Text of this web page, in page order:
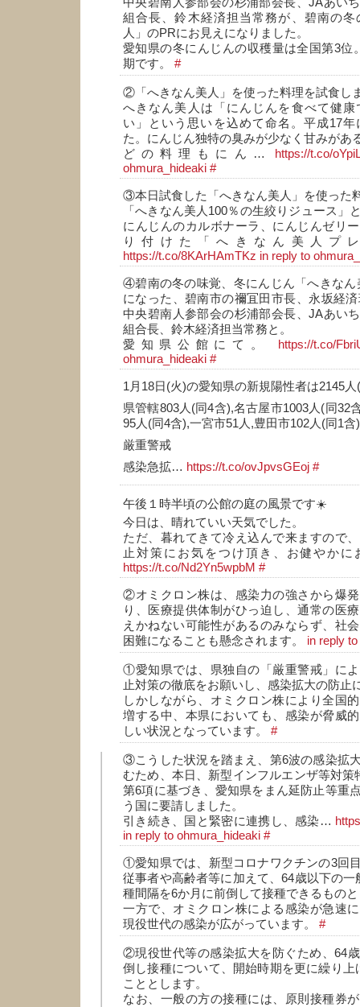
組合長、鈴木経済担当常務が、碧南の
人」のPRにお見えになりました。
愛知県の冬にんじんの収穫量は全国第3位
期です。 #
②「へきなん美人」を使った料理を試食し
へきなん美人は「にんじんを食べて健
い」という思いを込めて命名。平成17
た。にんじん独特の臭みが少なく甘みがあ
どの料理もにん…
https://t.co/
ohmura_hideaki #
③本日試食した「へきなん美人」を使った
「へきなん美人100％の生絞りジュース」
にんじんのカルボナーラ、にんじんゼリ
り付けた「へきなん美人プ
https://t.co/8KArHAmTKz in reply to
④碧南の冬の味覚、冬にんじん「へきなん
になった、碧南市の禰冝田市長、永坂経
中央碧南人参部会の杉浦部会長、JAあい
組合長、鈴木経済担当常務と。
愛知県公館にて。
https://t.co/
ohmura_hideaki #
1月18日(火)の愛知県の新規陽性者は2145
県管轄803人(同4含),名古屋市1003人(同32
95人(同4含),一宮市51人,豊田市102人(同1含
厳重警戒
感染急拡… https://t.co/ovJpvsGEoj #
午後１時半頃の公館の庭の風景です☀️
今日は、晴れていい天気でした。
ただ、暮れてきて冷え込んで来ますので
止対策にお気をつけ頂き、お健やか
https://t.co/Nd2Yn5wpbM #
②オミクロン株は、感染力の強さから爆
り、医療提供体制がひっ迫し、通常の医
えかねない可能性があるのみならず、社
困難になることも懸念されます。 in reply
①愛知県では、県独自の「厳重警戒」に
止対策の徹底をお願いし、感染拡大の防止
しかしながら、オミクロン株により全国
増する中、本県においても、感染が脅威
しい状況となっています。 #
③こうした状況を踏まえ、第6波の感染拡
むため、本日、新型インフルエンザ等対策
第6項に基づき、愛知県をまん延防止等重
う国に要請しました。
引き続き、国と緊密に連携し、感染…
in reply to ohmura_hideaki #
①愛知県では、新型コロナワクチンの3回
従事者や高齢者等に加えて、64歳以下の
種間隔を6か月に前倒して接種できるもの
一方で、オミクロン株による感染が急速
現役世代の感染が広がっています。 #
②現役世代等の感染拡大を防ぐため、64
倒し接種について、開始時期を更に繰り上
こととします。
なお、一般の方の接種には、原則接種券